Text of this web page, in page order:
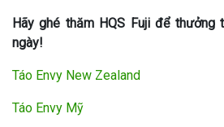
Hãy ghé thăm HQS Fuji để
ngày!
Táo Envy New Zealand
Táo Envy Mỹ